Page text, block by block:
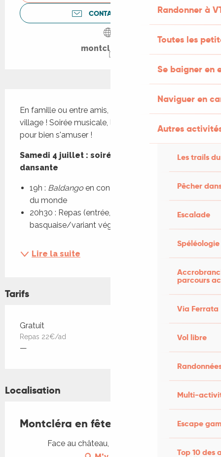
Randonner à
Toutes les
Se baigner en
Naviguer en
Autres
Les trails
Pêcher
Escalade
Spéléologie
parcours
Via Ferrata
Vol libre
Multi-
Escape
Top 10 des
CONTACTEZ-NOUS
montclera.org
En famille ou entre amis, assistez à la fête du
village ! Soirée musicale, loto et animations ... tout
pour bien s'amuser !
Samedi 4 juillet : soirée musicale et
dansante
19h : Baldango en concert. Musique populaire
du monde
20h30 : Repas (entrée, poulet
basquaise/variant végé, fromage, dessert)....
Lire la suite
Tarifs
Tarifs 2026
Gratuit
Repas 22€/ad
—
Localisation
Montcléra en fête
Face au château, 46250 Montcléra